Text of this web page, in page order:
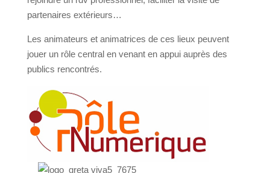
partenaires extérieurs…
Les animateurs et animatrices de ces lieux peuvent
jouer un rôle central en venant en appui auprès des
publics rencontrés.